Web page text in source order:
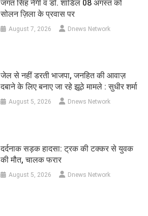
जगत सिंह नेगी व डॉ. शांडिल 08 अगस्त को
सोलन ज़िला के प्रवास पर
August 7, 2026 Dnews Network
जेल से नहीं डरती भाजपा, जनहित की आवाज़
दबाने के लिए बनाए जा रहे झूठे मामले : सुधीर शर्मा
August 5, 2026 Dnews Network
दर्दनाक सड़क हादसा: ट्रक की टक्कर से युवक
की मौत, चालक फरार
August 5, 2026 Dnews Network